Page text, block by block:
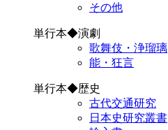
その他
単行本◆演劇
歌舞伎・浄瑠璃
能・狂言
単行本◆歴史
古代交通研究
日本史研究叢書